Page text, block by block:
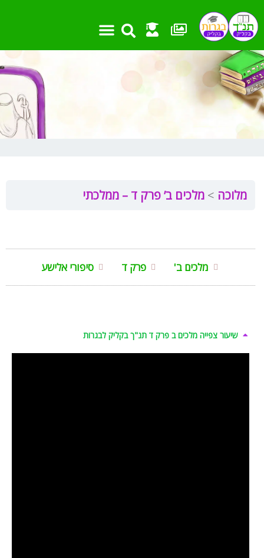
לתוכן
מלוכה מלכים ב’ פרק ד – ממלכתי
מלכים ב' פרק ד סיפורי אלישע
שיעור צפייה מלכים ב פרק ד תנ"ך בקליק לבגרות